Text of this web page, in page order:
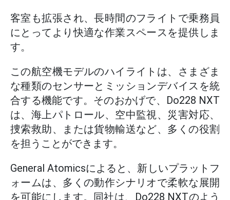
客室も拡張され、長時間のフライトで乗務員
にとってより快適な作業スペースを提供しま
す。
この航空機モデルのハイライトは、さまざま
な種類のセンサーとミッションデバイスを統
合する機能です。そのおかげで、Do228 NXT
は、海上パトロール、空中監視、災害対応、
捜索救助、または貨物輸送など、多くの役割
を担うことができます。
General Atomicsによると、新しいプラットフ
ォームは、多くの動作シナリオで柔軟な展開
を可能にします。同社は、Do228 NXTのよう